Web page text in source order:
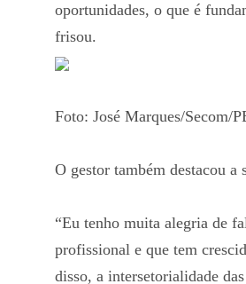
oportunidades, o que é
frisou.
Foto: José Marques/Secom/
O gestor também destacou
“Eu tenho muita alegria de
profissional e que tem
disso, a intersetorialidade